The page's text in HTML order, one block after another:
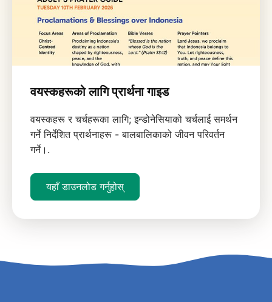
वयस्कहरूको लागि प्रार्थना गाइड
वयस्कहरू र चर्चहरूका लागि; इन्डोनेसियाको चर्चलाई समर्थन
गर्ने निर्देशित प्रार्थनाहरू - बालबालिकाको जीवन परिवर्तन
गर्ने।.
यहाँ डाउनलोड गर्नुहोस्